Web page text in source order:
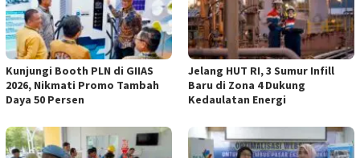
Kunjungi Booth PLN di GIIAS
2026, Nikmati Promo Tambah
Daya 50 Persen
Jelang HUT RI, 3 Sumur Infill
Baru di Zona 4 Dukung
Kedaulatan Energi